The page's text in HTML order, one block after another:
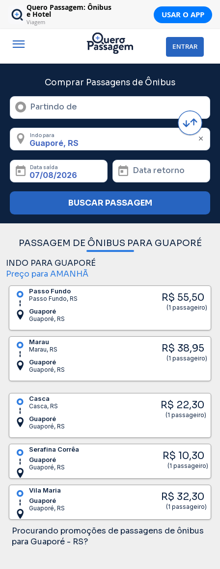
Quero Passagem: Ônibus
e Hotel
Viagem
USAR O APP
ENTRAR
Comprar Passagens de Ônibus
Partindo de
Indo para
Data saída Data retorno
BUSCAR PASSAGEM
PASSAGEM DE ÔNIBUS PARA GUAPORÉ
INDO PARA GUAPORÉ
Preço para AMANHÃ
Passo Fundo
Passo Fundo, RS
Guaporé
Guaporé, RS
R$ 55,50
(1 passageiro)
Marau
Marau, RS
Guaporé
Guaporé, RS
R$ 38,95
(1 passageiro)
Casca
Casca, RS
Guaporé
Guaporé, RS
R$ 22,30
(1 passageiro)
Serafina Corrêa
Guaporé
Guaporé, RS
R$ 10,30
(1 passageiro)
Vila Maria
Guaporé
Guaporé, RS
R$ 32,30
(1 passageiro)
Procurando promoções de passagens de ônibus
para Guaporé - RS?